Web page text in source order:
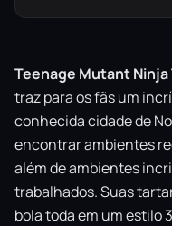
Teenage Mutant
traz para os fãs um
conhecida cidade de
encontrar ambientes
além de ambientes
trabalhados. Suas
bola toda em um estilo